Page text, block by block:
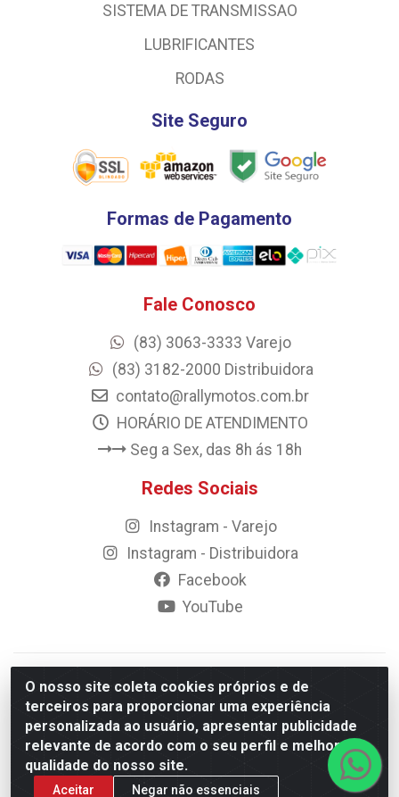
O nosso site coleta cookies próprios e de
terceiros para proporcionar uma experiência
personalizada ao usuário, apresentar publicidade
relevante de acordo com o seu perfil e melhorar a
qualidade do nosso site.
Aceitar Negar não essenciais
SISTEMA DE TRANSMISSAO
LUBRIFICANTES
RODAS
Site Seguro
Formas de Pagamento
Fale Conosco
(83) 3063-3333 Varejo
(83) 3182-2000 Distribuidora
contato@rallymotos.com.br
HORÁRIO DE ATENDIMENTO
Seg a Sex, das 8h ás 18h
Redes Sociais
Instagram - Varejo
Instagram - Distribuidora
Facebook
YouTube
© 2023 Rally Motos - todos os direitos reservados.
Razão Social: Rally motos distribuidora, importadora e
transportadora de peças LTDA - CNPJ 09.262.859/0001-43 -
Rua Vigário Calixto 2900 - Catolé, Campina Grande/PB